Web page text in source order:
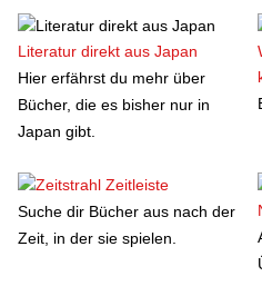
Literatur direkt aus Japan
Hier erfährst du mehr über
Bücher, die es bisher nur in
Japan gibt.
Zeitleiste
Suche dir Bücher aus nach der
Zeit, in der sie spielen.